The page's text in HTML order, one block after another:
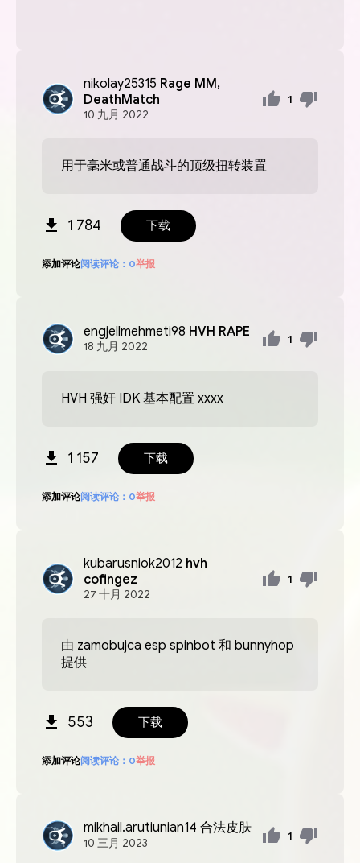
nikolay25315 Rage MM,
DeathMatch
10 九月 2022
1
用于毫米或普通战斗的顶级扭转装置
1 784 下载
添加评论阅读评论： 0举报
engjellmehmeti98 HVH RAPE
18 九月 2022
1
HVH 强奸 IDK 基本配置 xxxx
1 157 下载
添加评论阅读评论： 0举报
kubarusniok2012 hvh
cofingez
27 十月 2022
1
由 zamobujca esp spinbot 和 bunnyhop
提供
553 下载
添加评论阅读评论： 0举报
mikhail.arutiunian14 合法皮肤
10 三月 2023
1